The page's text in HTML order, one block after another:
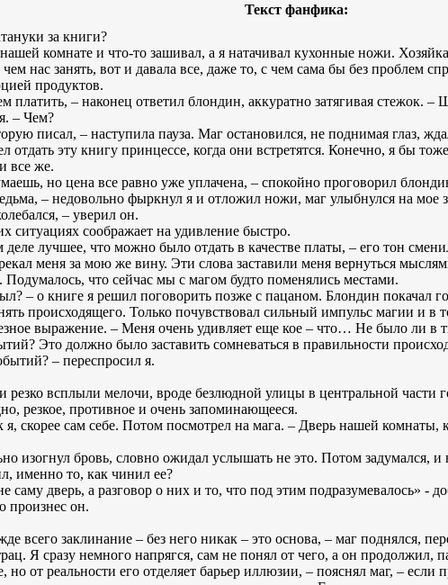
Текст фанфика:
за книги?
комнате и что-то зашивал, а я натачивал кухонные ножи.
нас занять, вот и давала все, даже то, с чем сама бы без проблем
продуктов.
платить, – наконец ответил блондин, аккуратно затягивая стежок. –
– Чем?
писал, – наступила пауза. Маг остановился, не поднимая глаз,
отдать эту книгу принцессе, когда они встретятся. Конечно, я бы
все же.
но цена все равно уже уплачена, – спокойно проговорил
– недовольно фыркнул я и отложил ножи, маг улыбнулся на мое
– уверил он.
ситуациях соображает на удивление быстро.
лучшее, что можно было отдать в качестве платы, – его тон
меня за мою же вину. Эти слова заставили меня вернуться
Подумалось, что сейчас мы с магом будто поменялись местами.
– о книге я решил поговорить позже с пацаном. Блондин покачал
происходящего. Только почувствовал сильный импульс магии и в
выражение. – Меня очень удивляет еще кое – что… Не было ли в
Это должно было заставить сомневаться в правильности
– переспросил я.
резко всплыли мелочи, вроде безлюдной улицы в центральной части
резкое, противное и очень запоминающееся.
я, скорее сам себе. Потом посмотрел на мага. – Дверь нашей
изогнул бровь, словно ожидал услышать не это. Потом задумался, и
именно то, как чинил ее?
саму дверь, а разговор о них и то, что под этим подразумевалось» -
произнес он.
всего заклинание – без него никак – это основа, – маг поднялся,
Я сразу немного напрягся, сам не понял от чего, а он продолжил,
но от реальности его отделяет барьер иллюзии, – пояснял маг, –